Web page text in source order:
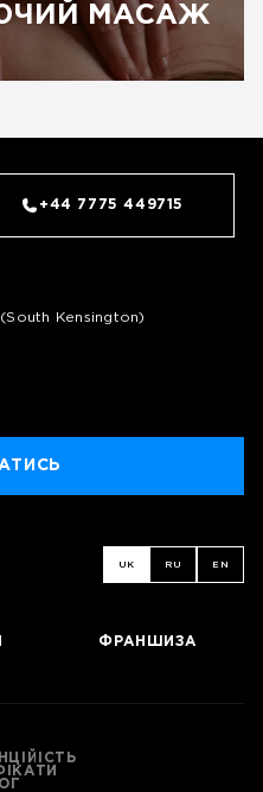
МАСАЖ
62 (SOUTH
+44 7775 449715
Kensington)
UK RU EN
ФРАНШИЗА